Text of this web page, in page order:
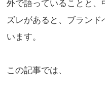
外で語っていることと、
ズレがあると、ブランド
います。
この記事では、